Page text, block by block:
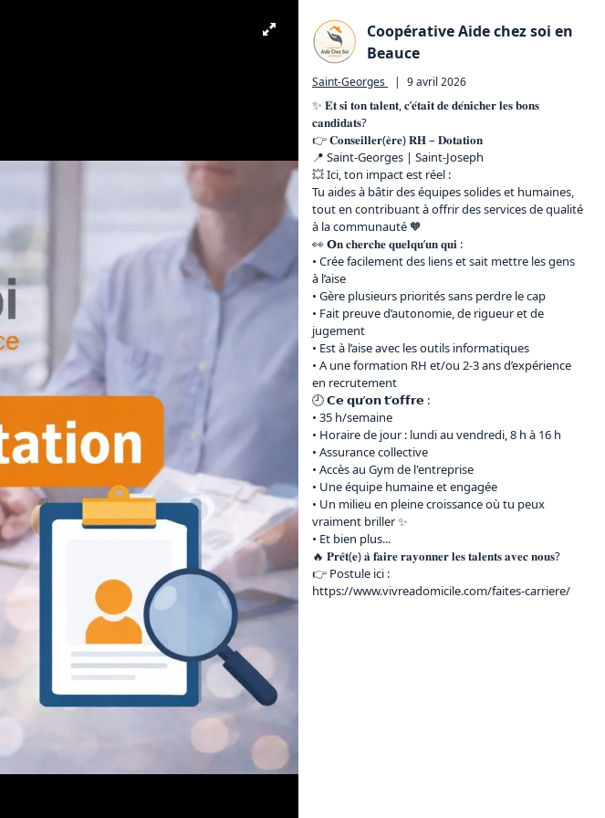
Coopérative Aide chez soi en
Beauce
Saint-Georges | 9 avril 2026
✨ 𝐄𝐭 𝐬𝐢 𝐭𝐨𝐧 𝐭𝐚𝐥𝐞𝐧𝐭, 𝐜’𝐞́𝐭𝐚𝐢𝐭 𝐝𝐞 𝐝𝐞́𝐧𝐢𝐜𝐡𝐞𝐫 𝐥𝐞𝐬 𝐛𝐨𝐧𝐬
𝐜𝐚𝐧𝐝𝐢𝐝𝐚𝐭𝐬?
👉 𝐂𝐨𝐧𝐬𝐞𝐢𝐥𝐥𝐞𝐫(𝐞̀𝐫𝐞) 𝐑𝐇 – 𝐃𝐨𝐭𝐚𝐭𝐢𝐨𝐧
📍 Saint-Georges | Saint-Joseph
💥 Ici, ton impact est réel :
Tu aides à bâtir des équipes solides et humaines,
tout en contribuant à offrir des services de qualité
à la communauté 🧡
👀 𝗢𝐧 𝐜𝐡𝐞𝐫𝐜𝐡𝐞 𝐪𝐮𝐞𝐥𝐪𝐮’𝐮𝐧 𝐪𝐮𝐢 :
• Crée facilement des liens et sait mettre les gens
à l’aise
• Gère plusieurs priorités sans perdre le cap
• Fait preuve d’autonomie, de rigueur et de
jugement
• Est à l’aise avec les outils informatiques
• A une formation RH et/ou 2-3 ans d’expérience
en recrutement
🕘 𝗖𝗲 𝗾𝘂’𝗼𝗻 𝘁’𝗼𝗳𝗳𝗿𝗲 :
• 35 h/semaine
• Horaire de jour : lundi au vendredi, 8 h à 16 h
• Assurance collective
• Accès au Gym de l'entreprise
• Une équipe humaine et engagée
• Un milieu en pleine croissance où tu peux
vraiment briller ✨
• Et bien plus...
🔥 𝐏𝐫𝐞̂𝐭(𝐞) 𝐚̀ 𝐟𝐚𝐢𝐫𝐞 𝐫𝐚𝐲𝐨𝐧𝐧𝐞𝐫 𝐥𝐞𝐬 𝐭𝐚𝐥𝐞𝐧𝐭𝐬 𝐚𝐯𝐞𝐜 𝐧𝐨𝐮𝐬?
👉 Postule ici :
https://www.vivreadomicile.com/faites-carriere/